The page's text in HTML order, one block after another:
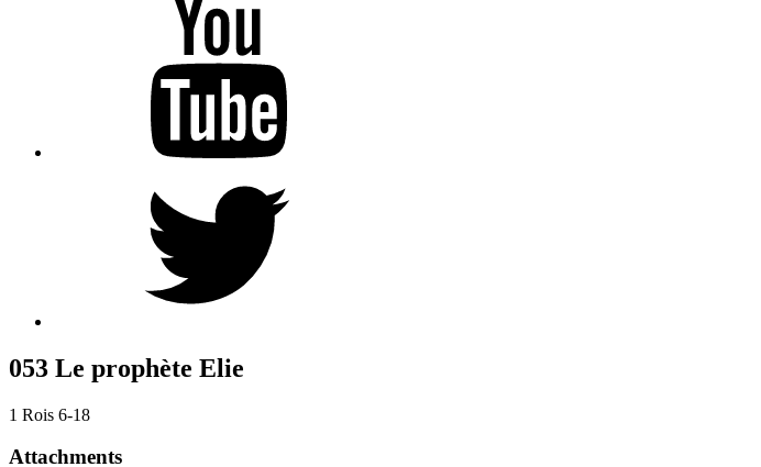
053 Le prophète Elie
1 Rois 6-18
Attachments